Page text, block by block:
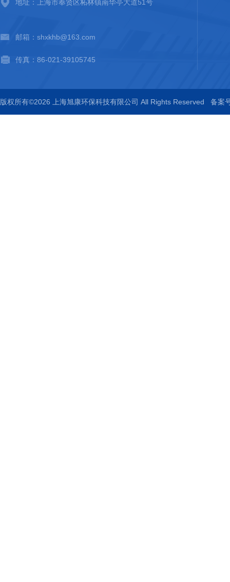
地址：上海市奉贤区柘林镇南华亭大道51号
邮箱：shxkhb@163.com
传真：86-021-39105745
版权所有©2026 上海旭康环保科技有限公司 All Rights Reserved 备案